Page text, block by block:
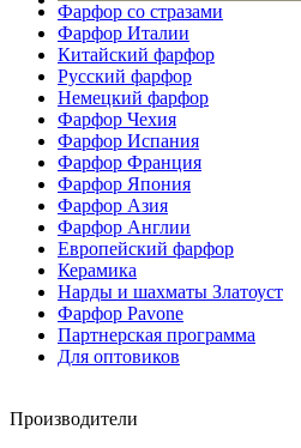
Фарфор со стразами
Фарфор Италии
Китайский фарфор
Русский фарфор
Немецкий фарфор
Фарфор Чехия
Фарфор Испания
Фарфор Франция
Фарфор Япония
Фарфор Азия
Фарфор Англии
Европейский фарфор
Керамика
Нарды и шахматы Златоуст
Фарфор Pavone
Партнерская программа
Для оптовиков
Производители